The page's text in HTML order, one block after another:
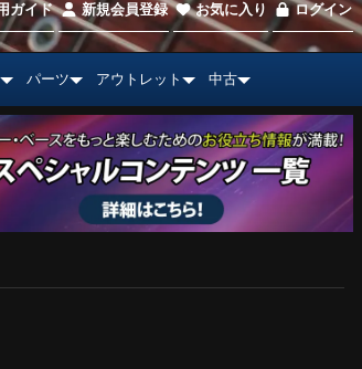
ガイド 新規会員登録 お気に入り ログイン
パーツ アウトレット 中古